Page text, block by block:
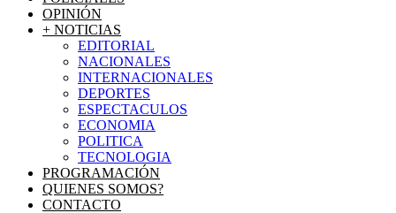
OPINIÓN
+ NOTICIAS
EDITORIAL
NACIONALES
INTERNACIONALES
DEPORTES
ESPECTACULOS
ECONOMIA
POLITICA
TECNOLOGIA
PROGRAMACIÓN
QUIENES SOMOS?
CONTACTO